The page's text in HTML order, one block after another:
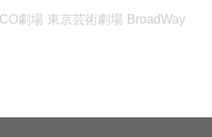
劇場 東京芸術劇場 BroadWay